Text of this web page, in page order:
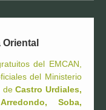
del EMCAN,
del Ministerio
deCastro Urdiales,
Soba,